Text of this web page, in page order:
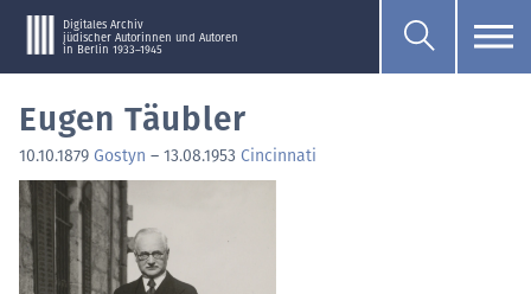
Digitales Archiv
jüdischer Autorinnen und Autoren
in Berlin 1933–1945
Eugen Täubler
10.10.1879 Gostyn – 13.08.1953 Cincinnati